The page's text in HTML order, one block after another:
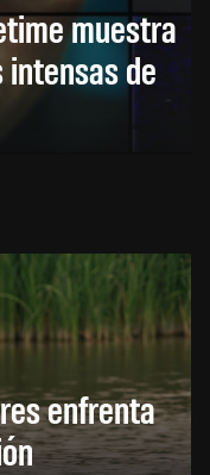
muestra
de
enfrenta